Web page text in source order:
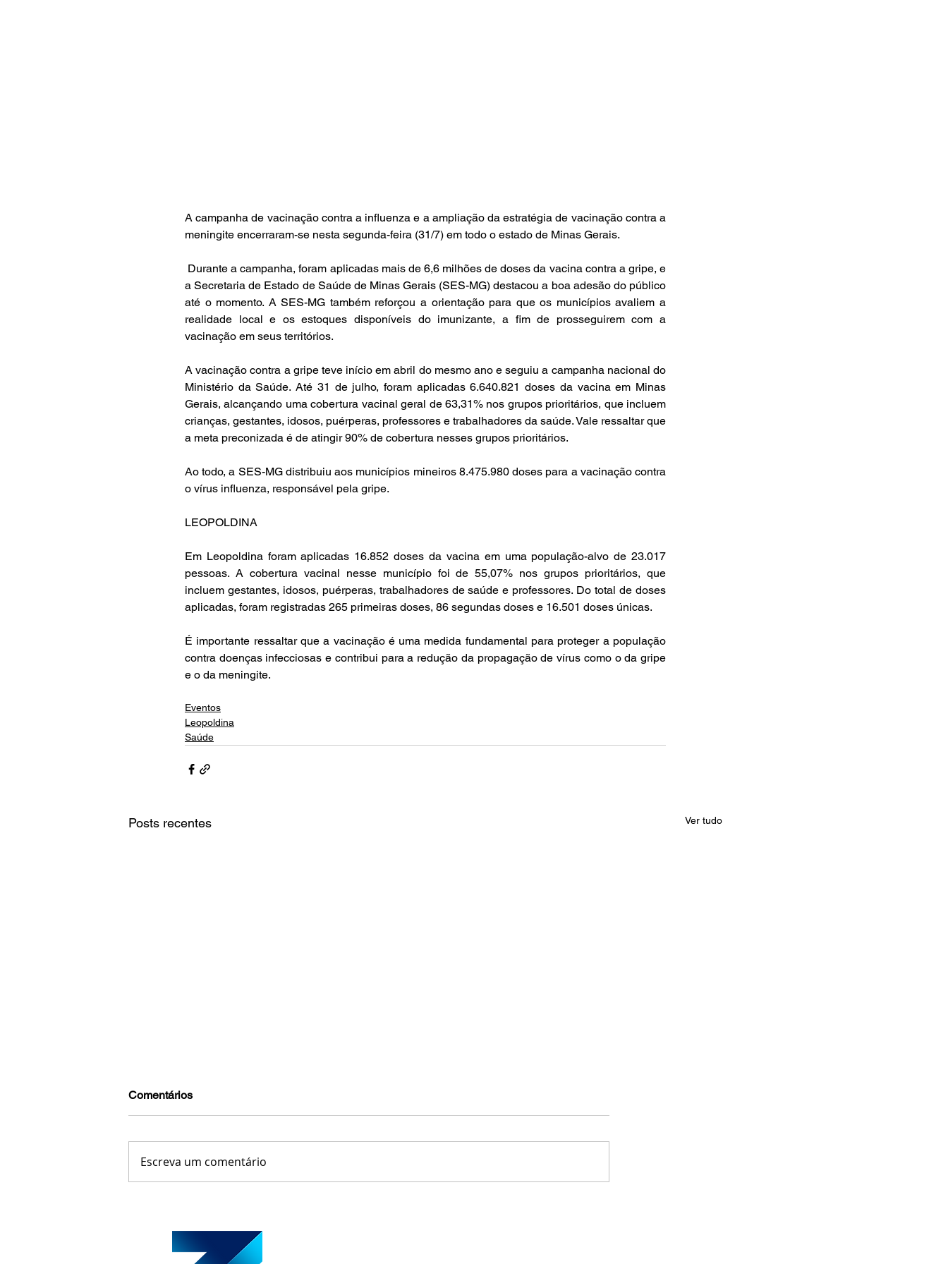
A campanha de vacinação contra a influenza e a ampliação da estratégia de vacinação contra a
meningite encerraram-se nesta segunda-feira (31/7) em todo o estado de Minas Gerais.
a Secretaria de Estado de Saúde de Minas Gerais (SES-MG) destacou a boa adesão do público
até o momento. A SES-MG também reforçou a orientação para que os municípios avaliem a
realidade local e os estoques disponíveis do imunizante, a fim de prosseguirem com a
vacinação em seus territórios.
A vacinação contra a gripe teve início em abril do mesmo ano e seguiu a campanha nacional do
Ministério da Saúde. Até 31 de julho, foram aplicadas 6.640.821 doses da vacina em Minas
Gerais, alcançando uma cobertura vacinal geral de 63,31% nos grupos prioritários, que incluem
crianças, gestantes, idosos, puérperas, professores e trabalhadores da saúde. Vale ressaltar que
a meta preconizada é de atingir 90% de cobertura nesses grupos prioritários.
Ao todo, a SES-MG distribuiu aos municípios mineiros 8.475.980 doses para a vacinação contra
o vírus influenza, responsável pela gripe.
LEOPOLDINA
Em Leopoldina foram aplicadas 16.852 doses da vacina em uma população-alvo de 23.017
pessoas. A cobertura vacinal nesse município foi de 55,07% nos grupos prioritários, que
incluem gestantes, idosos, puérperas, trabalhadores de saúde e professores. Do total de doses
aplicadas, foram registradas 265 primeiras doses, 86 segundas doses e 16.501 doses únicas.
É importante ressaltar que a vacinação é uma medida fundamental para proteger a população
contra doenças infecciosas e contribui para a redução da propagação de vírus como o da gripe
e o da meningite.
Eventos
Leopoldina
Saúde
Posts recentes Ver tudo
Copasa poderá assumir abastecimento de
Comentários
Escreva um comentário